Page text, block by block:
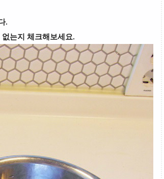
.
는지 체크해보세요.